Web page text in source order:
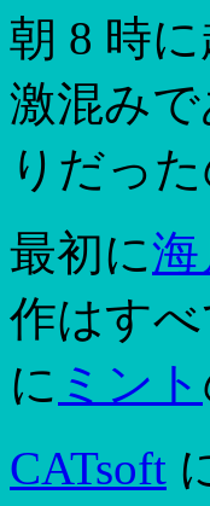
朝 8 時
激混み
りだっ
最初に海
作はす
に ミント
CATsoft